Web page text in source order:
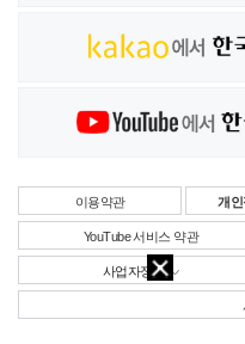
이용약관 개인
YouTube 서비스 약관
사업자정보